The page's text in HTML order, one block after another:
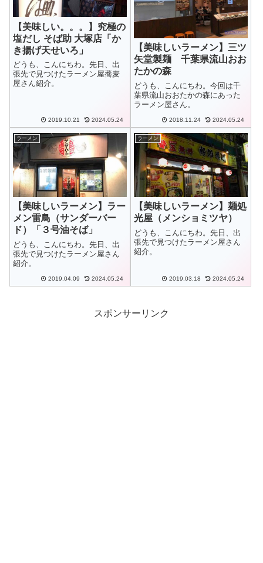
【美味しい。。。】究極の
塩だし そば助 大塚店「か
き揚げ天せいろ」
どうも、こんにちわ。先日、出
張先で見つけたラーメン屋蕎麦
屋さん紹介。
2019.10.21 2024.05.24
【美味しいラーメン】三ツ
矢堂製麺 千葉県流山おお
たかの森
どうも、こんにちわ。今回は千
葉県流山おおたかの森にあった
ラーメン屋さん。
2018.11.24 2024.05.24
ラーメン
【美味しいラーメン】ラー
メン雷鳥（サンダーバー
ド）「３号油そば」
どうも、こんにちわ。先日、出
張先で見つけたラーメン屋さん
紹介。
2019.04.09 2024.05.24
ラーメン
【美味しいラーメン】麺処
光屋（メンショミツヤ）
どうも、こんにちわ。先日、出
張先で見つけたラーメン屋さん
紹介。
2019.03.18 2024.05.24
スポンサーリンク